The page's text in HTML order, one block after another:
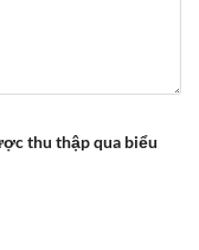
thu thập qua biểu